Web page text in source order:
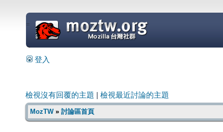
=
登入
檢視沒有回覆的主題 檢視最近討論的主題
MozTW» 討論區首頁